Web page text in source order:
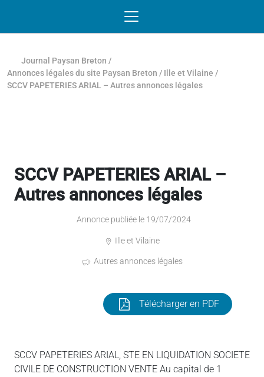
Journal Paysan Breton /
Annonces légales du site Paysan Breton / Ille et Vilaine /
SCCV PAPETERIES ARIAL – Autres annonces légales
SCCV PAPETERIES ARIAL –
Autres annonces légales
Annonce publiée le 19/07/2024
Ille et Vilaine
Autres annonces légales
Télécharger en PDF
SCCV PAPETERIES ARIAL, STE EN LIQUIDATION SOCIETE
CIVILE DE CONSTRUCTION VENTE Au capital de 1